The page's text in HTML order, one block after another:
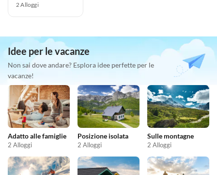
2Alloggi
Idee per le vacanze
Non sai dove andare? Esplora idee perfette per le
vacanze!
Adatto alle famiglie
2 Alloggi
Posizione isolata
2 Alloggi
Sulle montagne
2 Alloggi